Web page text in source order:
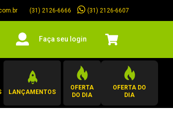
(31) 2126-6666 (31) 2126-6607
Faça seu login
LANÇAMENTOS
OFERTA
DO DIA
OFERTA DO
DIA